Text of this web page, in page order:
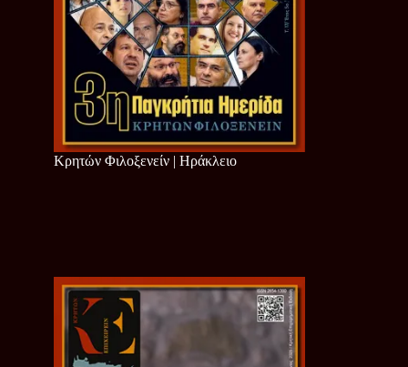
Κρητών Φιλοξενείν | Ηράκλειο